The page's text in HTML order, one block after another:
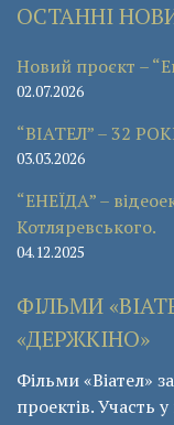
ОСТАННІ
Новий проєкт –
02.07.2026
“ВІАТЕЛ” – 32
03.03.2026
“ЕНЕЇДА” –
Котляревського.
04.12.2025
ФІЛЬМИ
«ДЕРЖКІНО»
Фільми «Віател»
проектів. Участь